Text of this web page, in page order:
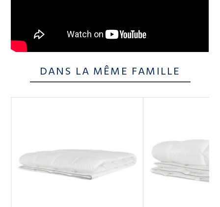
DANS LA MÊME FAMILLE